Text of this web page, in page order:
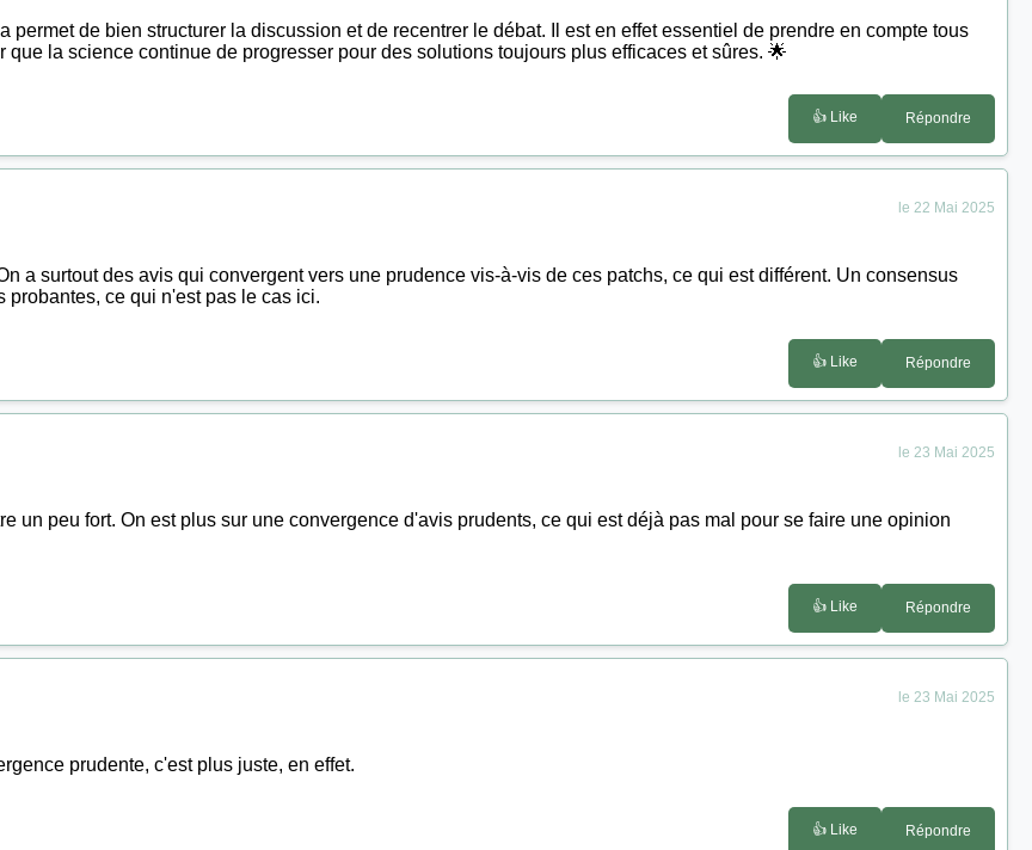
de bien structurer la discussion et de recentrer le débat. Il est en effet essentiel de prendre en compte tous
la science continue de progresser pour des solutions toujours plus efficaces et sûres. 🌟
👍 Like Répondre
le 22 Mai 2025
a surtout des avis qui convergent vers une prudence vis-à-vis de ces patchs, ce qui est différent. Un consensus
ce qui n'est pas le cas ici.
👍 Like Répondre
le 23 Mai 2025
un peu fort. On est plus sur une convergence d'avis prudents, ce qui est déjà pas mal pour se faire une opinion
👍 Like Répondre
le 23 Mai 2025
prudente, c'est plus juste, en effet.
👍 Like Répondre